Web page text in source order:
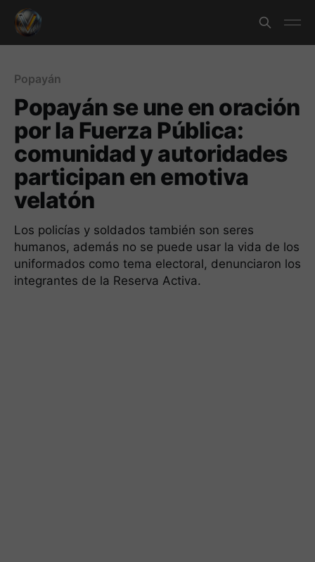
Popayán
Popayán se une en oración
por la Fuerza Pública:
comunidad y autoridades
participan en emotiva
velatón
Los policías y soldados también son seres
humanos, además no se puede usar la vida de los
uniformados como tema electoral, denunciaron los
integrantes de la Reserva Activa.